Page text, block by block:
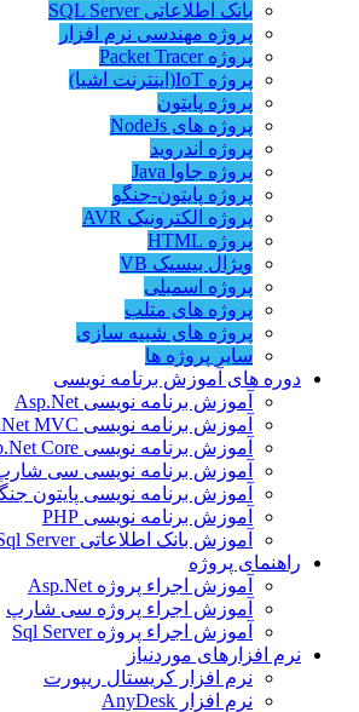
بانک اطلاعاتی SQL Server
پروژه مهندسی نرم افزار
پروژه Packet Tracer
پروژه IoT(اینترنت اشیا)
پروژه پایتون
پروژه های NodeJs
پروژه اندروید
پروژه جاوا Java
پروژه پایتون-جنگو
پروژه الکترونیک AVR
پروژه HTML
ویژال بیسیک VB
پروژه اسمبلی
پروژه های متلب
پروژه های شبیه سازی
سایر پروژه ها
دوره های آموزش برنامه نویسی
آموزش برنامه نویسی Asp.Net
آموزش برنامه نویسی Asp.Net MVC
آموزش برنامه نویسی Asp.Net Core
آموزش برنامه نویسی سی شارپ
آموزش برنامه نویسی پایتون جنگو
آموزش برنامه نویسی PHP
آموزش بانک اطلاعاتی Sql Server
راهنمای پروژه
آموزش اجراء پروژه Asp.Net
آموزش اجراء پروژه سی شارپ
آموزش اجراء پروژه Sql Server
نرم افزارهای موردنیاز
نرم افزار کریستال ریپورت
نرم افزار AnyDesk